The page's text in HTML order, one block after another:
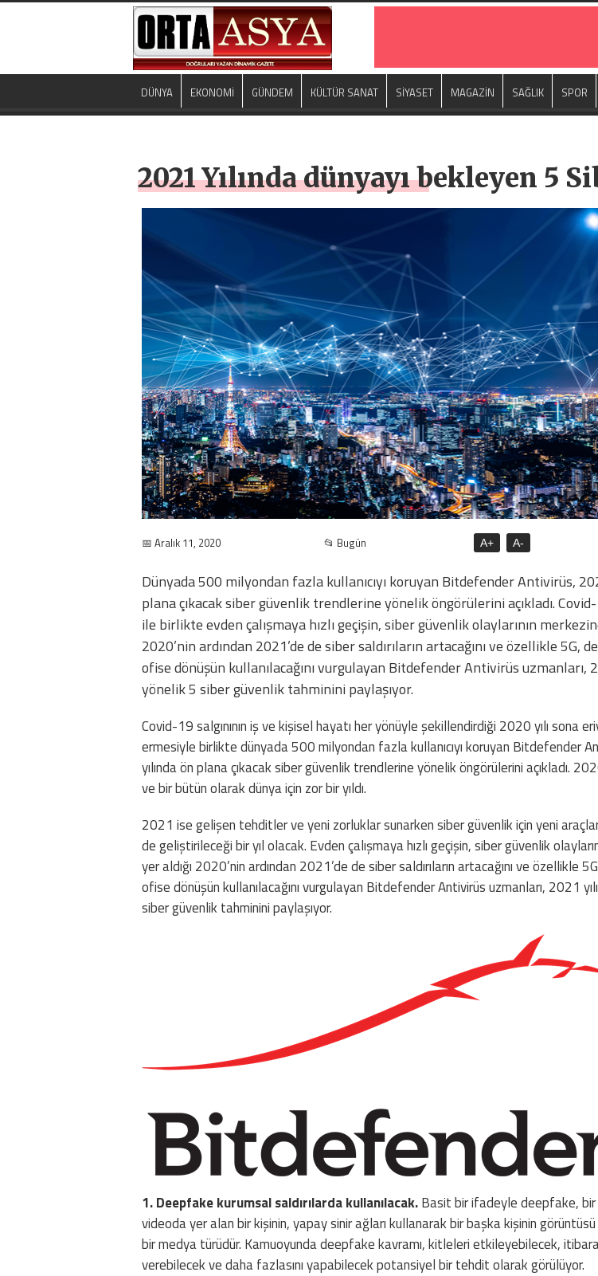
DÜNYA EKONOMİ GÜNDEM KÜLTÜR SANAT SİYASET MAGAZİN SAĞLIK SPOR
2021 Yılında dünyayı bekleyen 5
📅 Aralık 11, 2020 📂 Bugün A+ A-
Dünyada 500 milyondan fazla kullanıcıyı koruyan Bitdefender Antivirüs,
plana çıkacak siber güvenlik trendlerine yönelik öngörülerini açıkladı.
ile birlikte evden çalışmaya hızlı geçişin, siber güvenlik olaylarının
2020’nin ardından 2021’de de siber saldırıların artacağını ve özellikle 5G,
ofise dönüşün kullanılacağını vurgulayan Bitdefender Antivirüs uzmanları,
yönelik 5 siber güvenlik tahminini paylaşıyor.
Covid-19 salgınının iş ve kişisel hayatı her yönüyle şekillendirdiği 2020 yılı sona
ermesiyle birlikte dünyada 500 milyondan fazla kullanıcıyı koruyan Bitdefender
yılında ön plana çıkacak siber güvenlik trendlerine yönelik öngörülerini açıkladı.
ve bir bütün olarak dünya için zor bir yıldı.
2021 ise gelişen tehditler ve yeni zorluklar sunarken siber güvenlik için yeni
de geliştirileceği bir yıl olacak. Evden çalışmaya hızlı geçişin, siber güvenlik
yer aldığı 2020’nin ardından 2021’de de siber saldırıların artacağını ve özellikle
ofise dönüşün kullanılacağını vurgulayan Bitdefender Antivirüs uzmanları, 2021
siber güvenlik tahminini paylaşıyor.
1. Deepfake kurumsal saldırılarda kullanılacak.Basit bir ifadeyle deepfake,
videoda yer alan bir kişinin, yapay sinir ağları kullanarak bir başka kişinin
bir medya türüdür. Kamuoyunda deepfake kavramı, kitleleri etkileyebilecek,
verebilecek ve daha fazlasını yapabilecek potansiyel bir tehdit olarak görülüyor.